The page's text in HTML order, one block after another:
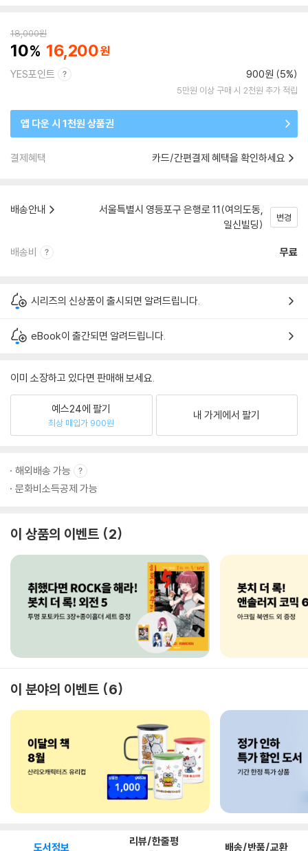
18,000원
10 16,200
YES포인트 900원 (5%)
5만원 이상 구매 시 2천원 추가 적립
앱 다운 시 1천원 상품권
결제혜택 카드/간편결제 혜택을 확인하세요
배송안내
서울특별시 영등포구 은행로 11(여의도동,
일신빌딩)
변경
배송비 무료
시리즈의 신상품이 출시되면 알려드립니다.
eBook이 출간되면 알려드립니다.
이미 소장하고 있다면 판매해 보세요.
예스24에 팔기
최상 매입가 900원
내 가게에서 팔기
해외배송 가능
문화비소득공제 가능
이 상품의 이벤트 2
이 분야의 이벤트 6
도서정보 리뷰/한줄평 배송/반품/교환